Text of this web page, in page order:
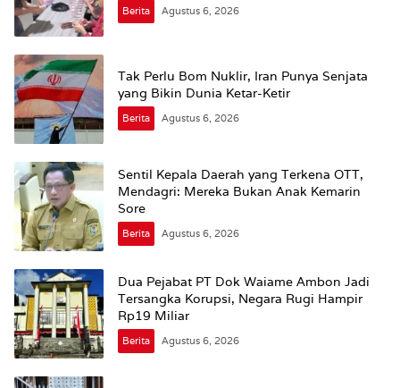
Berita Agustus 6, 2026
Tak Perlu Bom Nuklir, Iran Punya Senjata
yang Bikin Dunia Ketar-Ketir
Berita Agustus 6, 2026
Sentil Kepala Daerah yang Terkena OTT,
Mendagri: Mereka Bukan Anak Kemarin
Sore
Berita Agustus 6, 2026
Dua Pejabat PT Dok Waiame Ambon Jadi
Tersangka Korupsi, Negara Rugi Hampir
Rp19 Miliar
Berita Agustus 6, 2026